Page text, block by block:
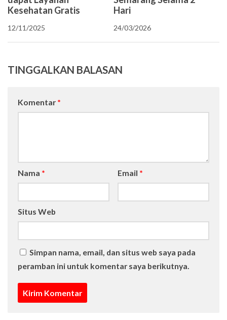
Kesehatan Gratis
12/11/2025
Hari
24/03/2026
TINGGALKAN BALASAN
Komentar *
Nama * Email *
Situs Web
Simpan nama, email, dan situs web saya pada
peramban ini untuk komentar saya berikutnya.